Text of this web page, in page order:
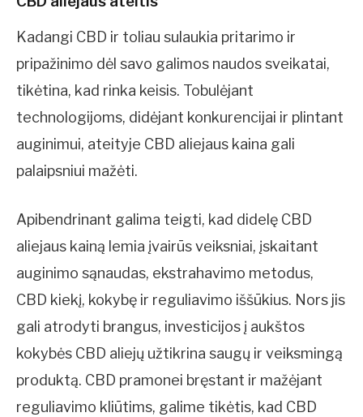
Kadangi CBD ir toliau sulaukia pritarimo ir
pripažinimo dėl savo galimos naudos sveikatai,
tikėtina, kad rinka keisis. Tobulėjant
technologijoms, didėjant konkurencijai ir plintant
auginimui, ateityje CBD aliejaus kaina gali
palaipsniui mažėti.
Apibendrinant galima teigti, kad didelę CBD
aliejaus kainą lemia įvairūs veiksniai, įskaitant
auginimo sąnaudas, ekstrahavimo metodus,
CBD kiekį, kokybę ir reguliavimo iššūkius. Nors jis
gali atrodyti brangus, investicijos į aukštos
kokybės CBD aliejų užtikrina saugų ir veiksmingą
produktą. CBD pramonei bręstant ir mažėjant
reguliavimo kliūtims, galime tikėtis, kad CBD